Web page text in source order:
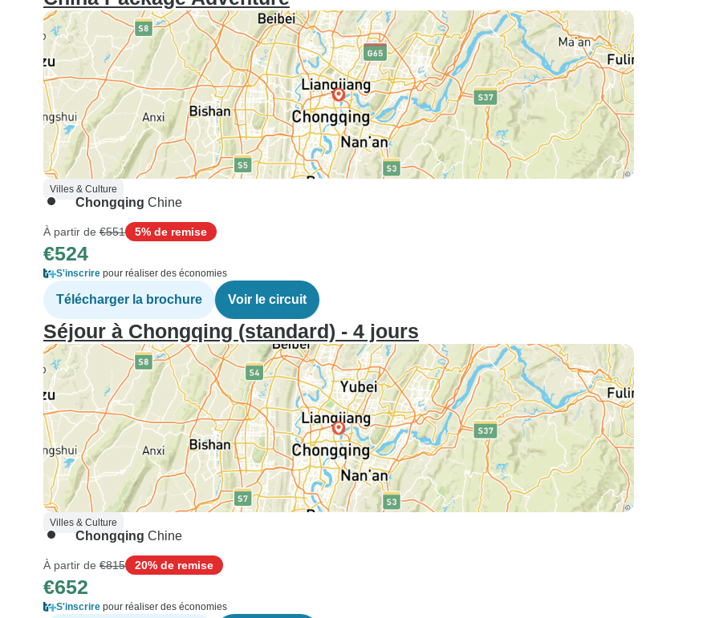
Villes & Culture
Chongqing Chine
À partir de €551 5% de remise
€524
S'inscrire pour réaliser des économies
Télécharger la brochure Voir le circuit
Séjour à Chongqing (standard) - 4 jours
Villes & Culture
Chongqing Chine
À partir de €815 20% de remise
€652
S'inscrire pour réaliser des économies